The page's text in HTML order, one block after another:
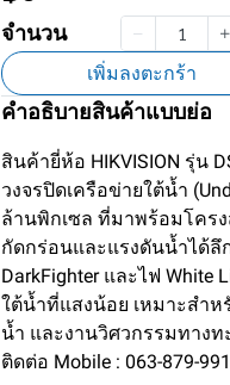
จำนวน
เพิ่มลงตะกร้า
คำอธิบายสินค้าแบบย่อ
สินค้ายี่ห้อ HIKVISION รุ่น
วงจรปิดเครือข่ายใต้น้ำ
ล้านพิกเซล ที่มาพร้อมโคร
กัดกร่อนและแรงดันน้ำได้ลึ
DarkFighter และไฟ
ใต้น้ำที่แสงน้อย เหมาะสำ
น้ำ และงานวิศวกรรมทางท
ติดต่อ Mobile : 063-879-